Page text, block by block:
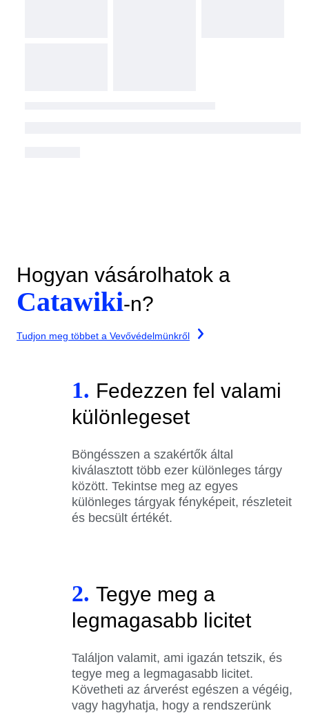
Hogyan vásárolhatok a
Catawiki-n?
Tudjon meg többet a Vevővédelmünkről
1. Fedezzen fel valami
különlegeset
Böngésszen a szakértők által
kiválasztott több ezer különleges tárgy
között. Tekintse meg az egyes
különleges tárgyak fényképeit, részleteit
és becsült értékét.
2. Tegye meg a
legmagasabb licitet
Találjon valamit, ami igazán tetszik, és
tegye meg a legmagasabb licitet.
Követheti az árverést egészen a végéig,
vagy hagyhatja, hogy a rendszerünk